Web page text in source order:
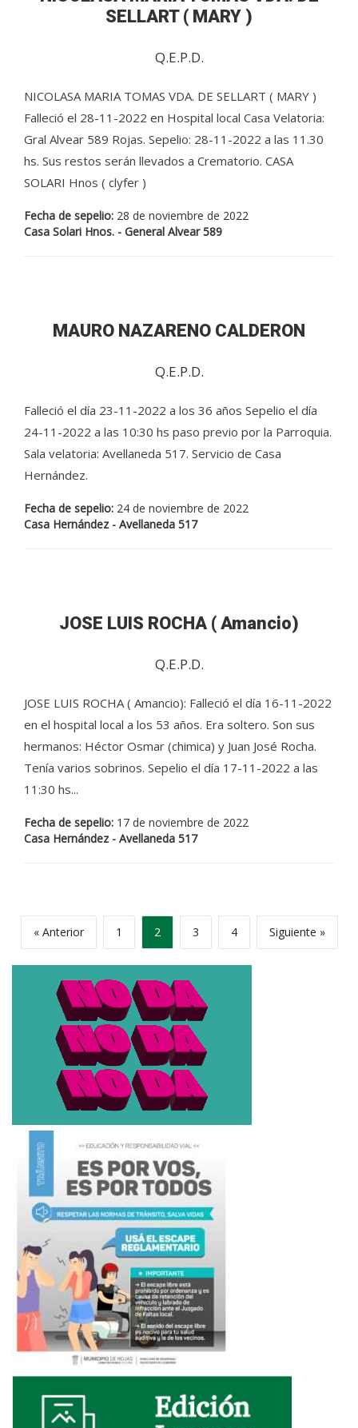
SELLART ( MARY )
Q.E.P.D.
NICOLASA MARIA TOMAS VDA. DE SELLART ( MARY )
Falleció el 28-11-2022 en Hospital local Casa Velatoria:
Gral Alvear 589 Rojas. Sepelio: 28-11-2022 a las 11.30
hs. Sus restos serán llevados a Crematorio. CASA
SOLARI Hnos ( clyfer )
Fecha de sepelio: 28 de noviembre de 2022
Casa Solari Hnos. - General Alvear 589
MAURO NAZARENO CALDERON
Q.E.P.D.
Falleció el día 23-11-2022 a los 36 años Sepelio el día
24-11-2022 a las 10:30 hs paso previo por la Parroquia.
Sala velatoria: Avellaneda 517. Servicio de Casa
Hernández.
Fecha de sepelio: 24 de noviembre de 2022
Casa Hernández - Avellaneda 517
JOSE LUIS ROCHA ( Amancio)
Q.E.P.D.
JOSE LUIS ROCHA ( Amancio): Falleció el día 16-11-2022
en el hospital local a los 53 años. Era soltero. Son sus
hermanos: Héctor Osmar (chimica) y Juan José Rocha.
Tenía varios sobrinos. Sepelio el día 17-11-2022 a las
11:30 hs...
Fecha de sepelio: 17 de noviembre de 2022
Casa Hernández - Avellaneda 517
« Anterior 1 2 3 4 Siguiente »